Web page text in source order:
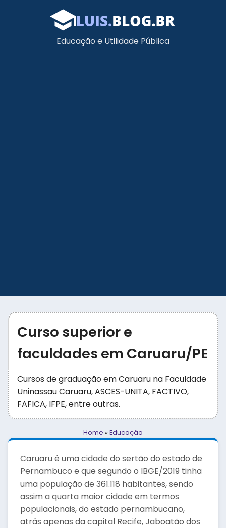
Educação e Utilidade Pública
Curso superior e
faculdades em Caruaru/PE
Cursos de graduação em Caruaru na Faculdade
Uninassau Caruaru, ASCES-UNITA, FACTIVO,
FAFICA, IFPE, entre outras.
Home » Educação
Caruaru é uma cidade do sertão do estado de
Pernambuco e que segundo o IBGE/2019 tinha
uma população de 361.118 habitantes, sendo
assim a quarta maior cidade em termos
populacionais, do estado pernambucano,
atrás apenas da capital Recife, Jaboatão dos